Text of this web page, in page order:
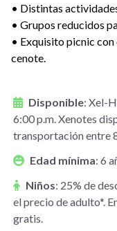
• Distintas
• Grupos reducidos
• Exquisito picnic
cenote.
Disponible: Xel-
6:00 p.m. Xenotes
transportación entre
Edad mínima: 6
Niños: 25% de
el precio de adulto*.
gratis.